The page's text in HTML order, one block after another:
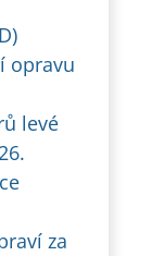
opravu
levé
za